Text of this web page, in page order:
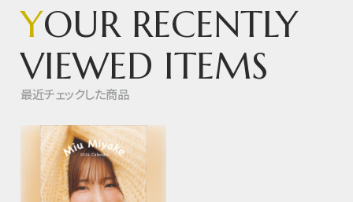
YOUR RECENTLY
VIEWED ITEMS
最近チェックした商品